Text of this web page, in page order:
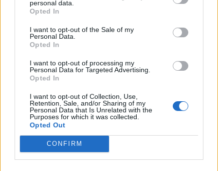
personal data.
Opted In
I want to opt-out of the Sale of my
Personal Data.
Opted In
I want to opt-out of processing my
Personal Data for Targeted Advertising.
Opted In
I want to opt-out of Collection, Use,
Retention, Sale, and/or Sharing of my
Personal Data that Is Unrelated with the
Purposes for which it was collected.
Opted Out
CONFIRM
όποτε αυτό χρειάζεται. Φυσικά βάζουμε αρκετό
γλυκό μπούκοβο και αλάτι ανάλογα με το πόσο
τρώγεται αμέσως, αλλά αφού περάσουν μερικές
ώρες και κρυώσει και έχει χυλώσει μέσα στην
κατσαρόλα».
Και επειδή ο χειμώνας με τα κρύα και τα χιόνια